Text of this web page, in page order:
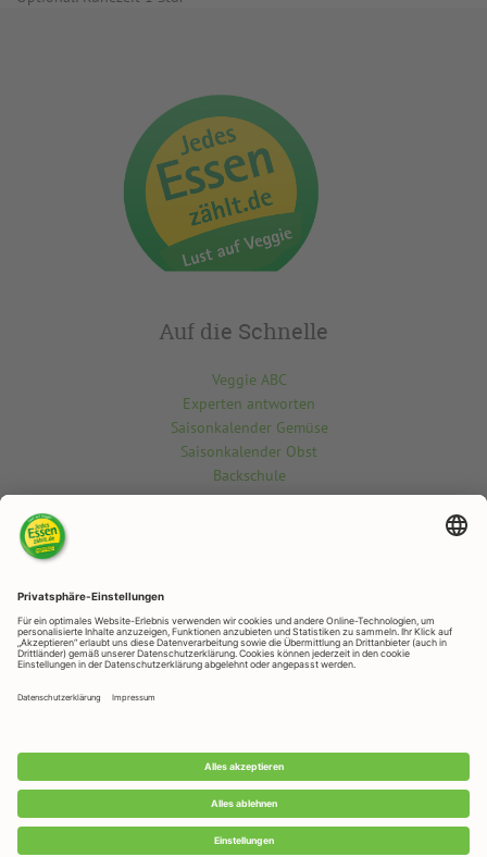
Auf die Schnelle
Veggie ABC
Experten antworten
Saisonkalender Gemüse
Saisonkalender Obst
Backschule
beantworten wir deine Fragen.
Kontaktiere uns hier
Rapunzelstr. 1, 87764 Legau
veggie@rapunzel.de
RAPUNZEL NATURKOST GmbH © 2026 •Impressum&Datenschutz•
Datenschutz-Einstellungen